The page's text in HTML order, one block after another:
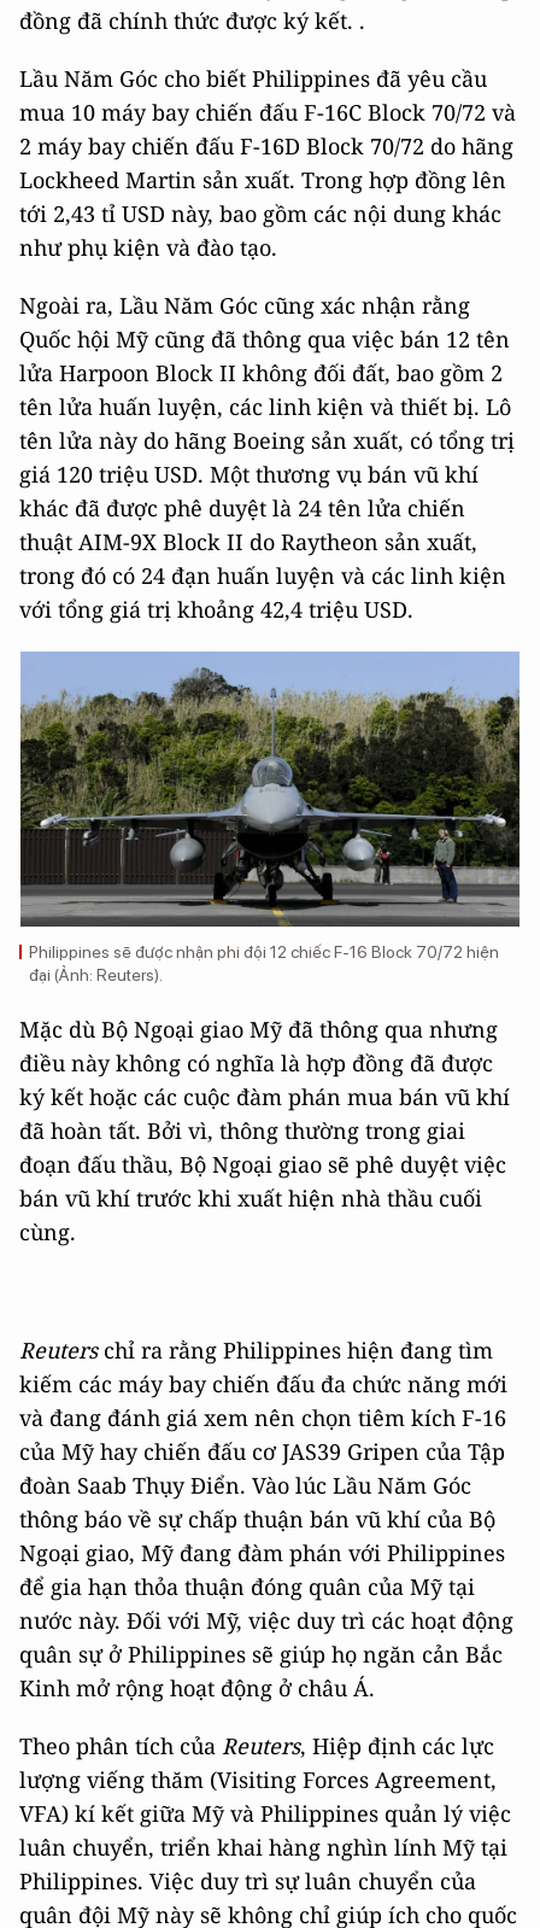
đồng đã chính thức được ký kết. .
Lầu Năm Góc cho biết Philippines đã yêu cầu
mua 10 máy bay chiến đấu F-16C Block 70/72 và
2 máy bay chiến đấu F-16D Block 70/72 do hãng
Lockheed Martin sản xuất. Trong hợp đồng lên
tới 2,43 tỉ USD này, bao gồm các nội dung khác
như phụ kiện và đào tạo.
Ngoài ra, Lầu Năm Góc cũng xác nhận rằng
Quốc hội Mỹ cũng đã thông qua việc bán 12 tên
lửa Harpoon Block II không đối đất, bao gồm 2
tên lửa huấn luyện, các linh kiện và thiết bị. Lô
tên lửa này do hãng Boeing sản xuất, có tổng trị
giá 120 triệu USD. Một thương vụ bán vũ khí
khác đã được phê duyệt là 24 tên lửa chiến
thuật AIM-9X Block II do Raytheon sản xuất,
trong đó có 24 đạn huấn luyện và các linh kiện
với tổng giá trị khoảng 42,4 triệu USD.
Philippines sẽ được nhận phi đội 12 chiếc F-16 Block 70/72 hiện
đại (Ảnh: Reuters).
Mặc dù Bộ Ngoại giao Mỹ đã thông qua nhưng
điều này không có nghĩa là hợp đồng đã được
ký kết hoặc các cuộc đàm phán mua bán vũ khí
đã hoàn tất. Bởi vì, thông thường trong giai
đoạn đấu thầu, Bộ Ngoại giao sẽ phê duyệt việc
bán vũ khí trước khi xuất hiện nhà thầu cuối
cùng.
Reuterschỉ ra rằng Philippines hiện đang tìm
kiếm các máy bay chiến đấu đa chức năng mới
và đang đánh giá xem nên chọn tiêm kích F-16
của Mỹ hay chiến đấu cơ JAS39 Gripen của Tập
đoàn Saab Thụy Điển. Vào lúc Lầu Năm Góc
thông báo về sự chấp thuận bán vũ khí của Bộ
Ngoại giao, Mỹ đang đàm phán với Philippines
để gia hạn thỏa thuận đóng quân của Mỹ tại
nước này. Đối với Mỹ, việc duy trì các hoạt động
quân sự ở Philippines sẽ giúp họ ngăn cản Bắc
Kinh mở rộng hoạt động ở châu Á.
Theo phân tích của Reuters, Hiệp định các lực
lượng viếng thăm (Visiting Forces Agreement,
VFA) kí kết giữa Mỹ và Philippines quản lý việc
luân chuyển, triển khai hàng nghìn lính Mỹ tại
Philippines. Việc duy trì sự luân chuyển của
quân đội Mỹ này sẽ không chỉ giúp ích cho quốc